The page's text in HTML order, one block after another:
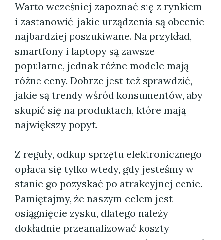
Warto wcześniej zapoznać się z rynkiem
i zastanowić, jakie urządzenia są obecnie
najbardziej poszukiwane. Na przykład,
smartfony i laptopy są zawsze
popularne, jednak różne modele mają
różne ceny. Dobrze jest też sprawdzić,
jakie są trendy wśród konsumentów, aby
skupić się na produktach, które mają
największy popyt.
Z reguły, odkup sprzętu elektronicznego
opłaca się tylko wtedy, gdy jesteśmy w
stanie go pozyskać po atrakcyjnej cenie.
Pamiętajmy, że naszym celem jest
osiągnięcie zysku, dlatego należy
dokładnie przeanalizować koszty